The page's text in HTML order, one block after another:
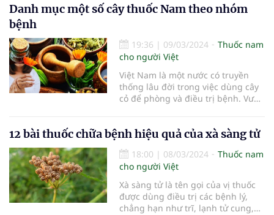
Danh mục một số cây thuốc Nam theo nhóm
bệnh
19:36 | 09/03/2024
Thuốc nam
cho người Việt
Việt Nam là một nước có truyền
thống lâu đời trong việc dùng cây
cỏ để phòng và điều trị bệnh. Vườn
số bệnh thông thường.
12 bài thuốc chữa bệnh hiệu quả của xà sàng tử
18:00 | 08/03/2024
Thuốc nam
cho người Việt
Xà sàng tử là tên gọi của vị thuốc
được dùng điều trị các bệnh lý,
chẳng hạn như trĩ, lạnh tử cung,